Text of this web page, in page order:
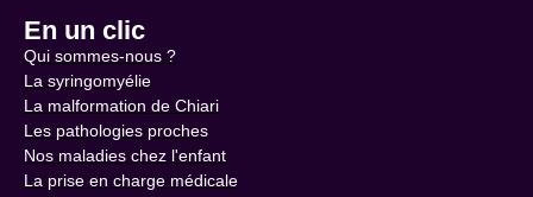
En un clic
Qui sommes-nous ?
La syringomyélie
La malformation de Chiari
Les pathologies proches
Nos maladies chez l'enfant
La prise en charge médicale